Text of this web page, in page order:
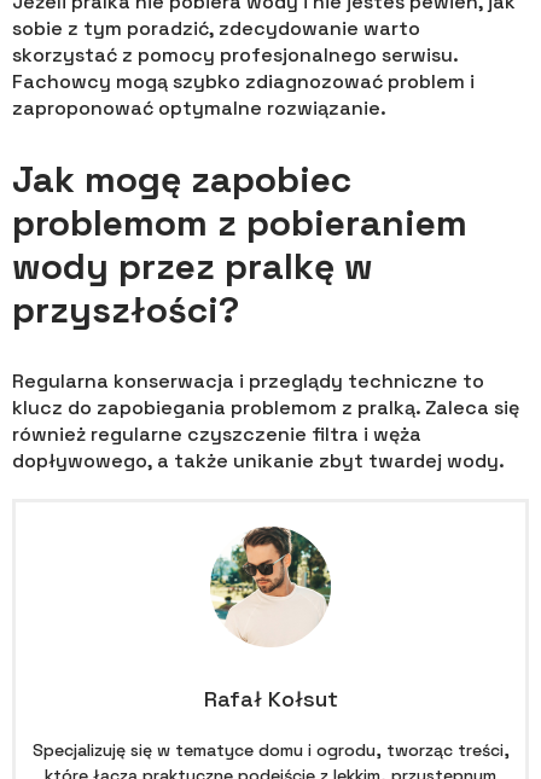
sobie z tym poradzić, zdecydowanie warto
skorzystać z pomocy profesjonalnego serwisu.
Fachowcy mogą szybko zdiagnozować problem i
zaproponować optymalne rozwiązanie.
Jak mogę zapobiec
problemom z pobieraniem
wody przez pralkę w
przyszłości?
Regularna konserwacja i przeglądy techniczne to
klucz do zapobiegania problemom z pralką. Zaleca się
również regularne czyszczenie filtra i węża
dopływowego, a także unikanie zbyt twardej wody.
Rafał Kołsut
Specjalizuję się w tematyce domu i ogrodu, tworząc treści,